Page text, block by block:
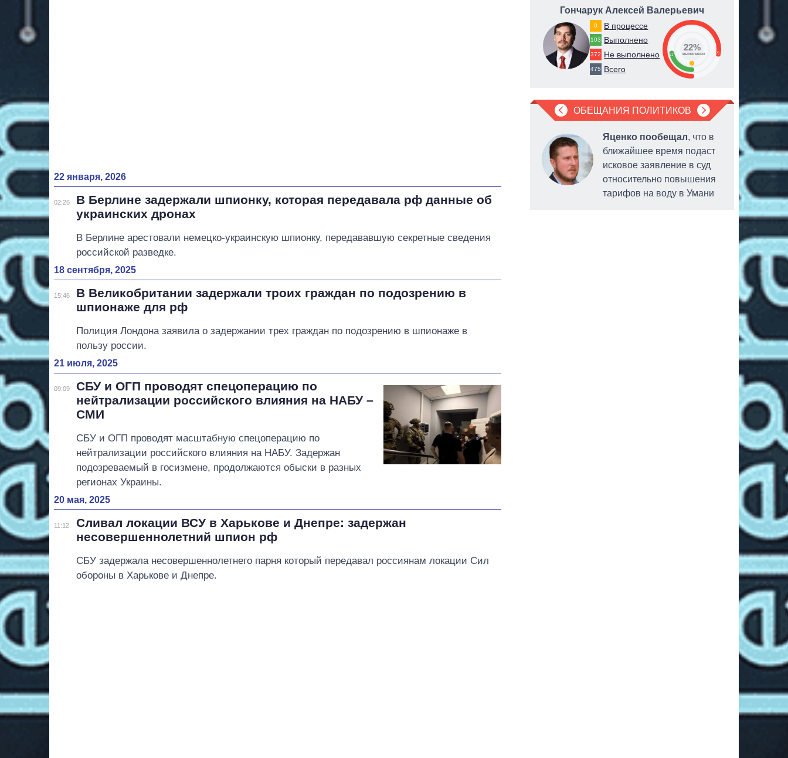
22 января, 2026
02:26
В Берлине задержали шпионку, которая передавала рф данные об
украинских дронах
В Берлине арестовали немецко-украинскую шпионку, передававшую секретные сведения
российской разведке.
18 сентября, 2025
15:46
В Великобритании задержали троих граждан по подозрению в
шпионаже для рф
Полиция Лондона заявила о задержании трех граждан по подозрению в шпионаже в
пользу россии.
21 июля, 2025
09:09
СБУ и ОГП проводят спецоперацию по
нейтрализации российского влияния на НАБУ –
СМИ
СБУ и ОГП проводят масштабную спецоперацию по
нейтрализации российского влияния на НАБУ. Задержан
подозреваемый в госизмене, продолжаются обыски в разных
регионах Украины.
20 мая, 2025
11:12
Сливал локации ВСУ в Харькове и Днепре: задержан
несовершеннолетний шпион рф
СБУ задержала несовершеннолетнего парня который передавал россиянам локации Сил
обороны в Харькове и Днепре.
Гончарук Алексей Валерьевич
0 В процессе
103 Выполнено
372 Не выполнено
475 Всего
78
22
0
22%
выполнено
ОБЕЩАНИЯ ПОЛИТИКОВ
«Дім 9000» по
обслуживанию противопожарной
Яценко пообещал, что в
ближайшее время подаст
исковое заявление в суд
относительно повышения
тарифов на воду в Умани